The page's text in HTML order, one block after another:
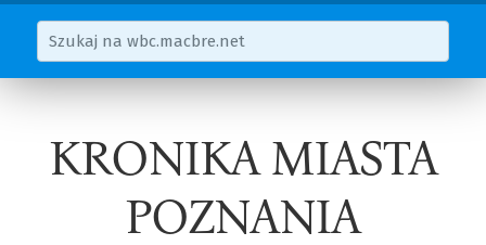
KRONIKA MIASTA
POZNANIA